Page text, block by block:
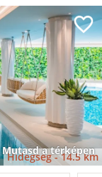
Mutasd a térképen
Hidegség -14.5 km